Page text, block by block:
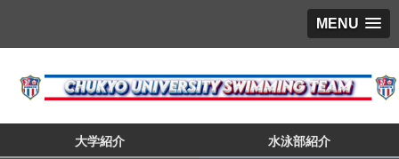
MENU
大学紹介 水泳部紹介